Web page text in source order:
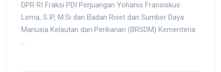
DPR RI Fraksi PDI Perjuangan Yohanis Fransiskus
Lema, S.IP, M.Si dan Badan Riset dan Sumber Daya
Manusia Kelautan dan Perikanan (BRSDM) Kementeria
...